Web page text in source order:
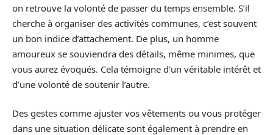
on retrouve la volonté de passer du temps ensemble. S’il
cherche à organiser des activités communes, c’est souvent
un bon indice d’attachement. De plus, un homme
amoureux se souviendra des détails, même minimes, que
vous aurez évoqués. Cela témoigne d’un véritable intérêt et
d’une volonté de soutenir l’autre.
Des gestes comme ajuster vos vêtements ou vous protéger
dans une situation délicate sont également à prendre en